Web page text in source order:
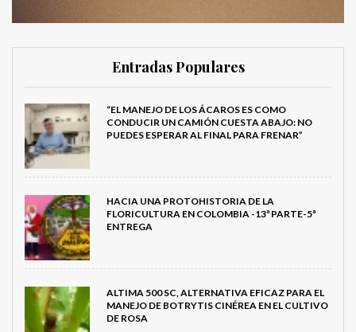
Entradas Populares
“EL MANEJO DE LOS ÁCAROS ES COMO
CONDUCIR UN CAMIÓN CUESTA ABAJO: NO
PUEDES ESPERAR AL FINAL PARA FRENAR”
HACIA UNA PROTOHISTORIA DE LA
FLORICULTURA EN COLOMBIA -13ª PARTE-5ª
ENTREGA
ALTIMA 500 SC, ALTERNATIVA EFICAZ PARA EL
MANEJO DE BOTRYTIS CINÉREA EN EL CULTIVO
DE ROSA